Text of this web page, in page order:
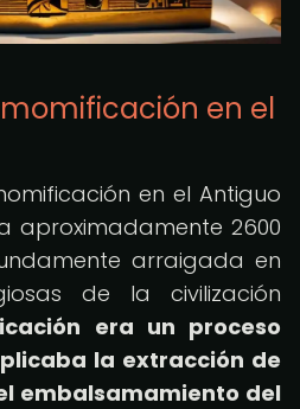
en el
en el Antiguo
aproximadamente 2600
arraigada en
de la civilización
era un proceso
la extracción de
embalsamamiento del